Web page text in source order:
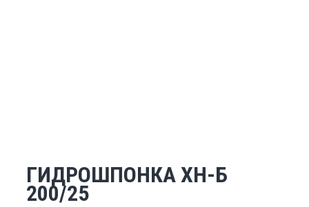
ГИДРОШПОНКА ХН-Б
200/25